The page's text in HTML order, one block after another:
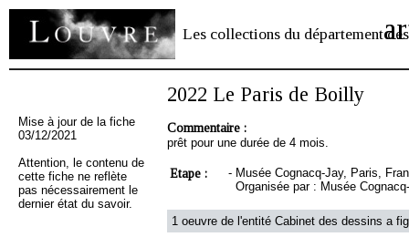
Les collections du département des
Mise à jour de la fiche
03/12/2021
Attention, le contenu de
cette fiche ne reflète
pas nécessairement le
dernier état du savoir.
2022 Le Paris de Boilly
Commentaire :
prêt pour une durée de 4 mois.
Etape : - Musée Cognacq-Jay, Paris,
Organisée par : Musée
1 oeuvre de l'entité Cabinet des dessins a